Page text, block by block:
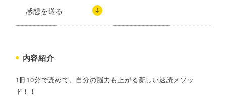
感想を送る
内容紹介
1冊10分で読めて、自分の脳力も上がる新しい速読メソッ
ド！！